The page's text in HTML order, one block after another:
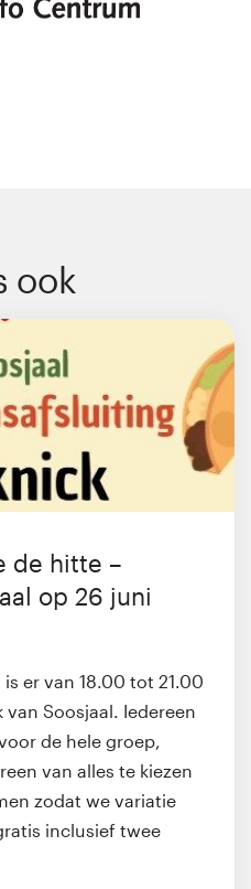
ook
de hitte –
op 26 juni
er van 18.00 tot 21.00
Soosjaal. Iedereen
de hele groep,
van alles te kiezen
zodat we variatie
inclusief twee